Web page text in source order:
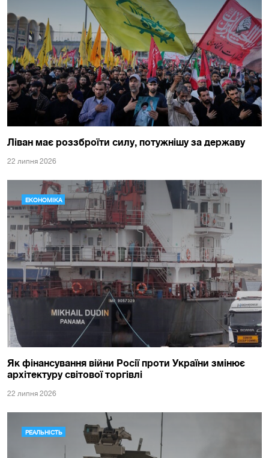
Ліван має роззброїти силу, потужнішу за державу
22 липня 2026
ЕКОНОМІКА
Як фінансування війни Росії проти України змінює
архітектуру світової торгівлі
22 липня 2026
РЕАЛЬНІСТЬ